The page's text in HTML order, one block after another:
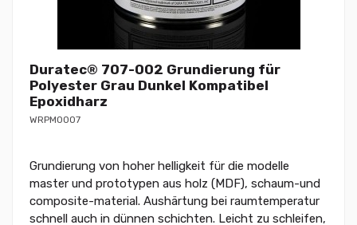
Duratec® 707-002 Grundierung für
Polyester Grau Dunkel Kompatibel
Epoxidharz
WRPM0007
Grundierung von hoher helligkeit für die modelle
master und prototypen aus holz (MDF), schaum-und
composite-material. Aushärtung bei raumtemperatur
schnell auch in dünnen schichten. Leicht zu schleifen,